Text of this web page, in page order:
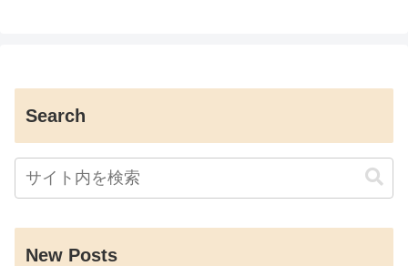
Search
New Posts